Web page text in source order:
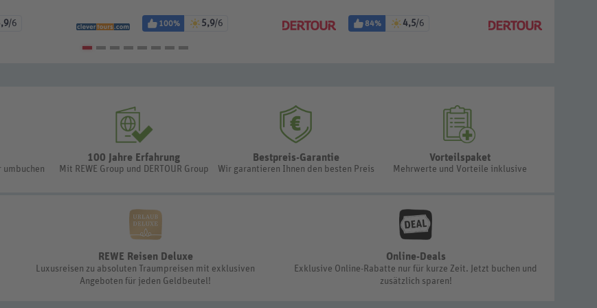
/6 100% 5,9/6 84% 4,5/6
umbuchen
100 Jahre Erfahrung
Mit REWE Group und DERTOUR Group
Bestpreis-Garantie
Wir garantieren Ihnen den besten Preis
Vorteilspaket
Mehrwerte und Vorteile inklusive
REWE Reisen Deluxe
Luxusreisen zu absoluten Traumpreisen mit exklusiven
Angeboten für jeden Geldbeutel!
Online-Deals
Exklusive Online-Rabatte nur für kurze Zeit. Jetzt buchen und
zusätzlich sparen!